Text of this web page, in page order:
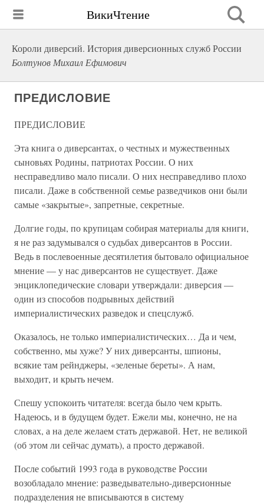
ВикиЧтение
Короли диверсий. История диверсионных служб России
Болтунов Михаил Ефимович
ПРЕДИСЛОВИЕ
ПРЕДИСЛОВИЕ
Эта книга о диверсантах, о честных и мужественных
сыновьях Родины, патриотах России. О них
несправедливо мало писали. О них несправедливо плохо
писали. Даже в собственной семье разведчиков они были
самые «закрытые», запретные, секретные.
Долгие годы, по крупицам собирая материалы для книги,
я не раз задумывался о судьбах диверсантов в России.
Ведь в послевоенные десятилетия бытовало официальное
мнение — у нас диверсантов не существует. Даже
энциклопедические словари утверждали: диверсия —
один из способов подрывных действий
империалистических разведок и спецслужб.
Оказалось, не только империалистических… Да и чем,
собственно, мы хуже? У них диверсанты, шпионы,
всякие там рейнджеры, «зеленые береты». А нам,
выходит, и крыть нечем.
Спешу успокоить читателя: всегда было чем крыть.
Надеюсь, и в будущем будет. Ежели мы, конечно, не на
словах, а на деле желаем стать державой. Нет, не великой
(об этом ли сейчас думать), а просто державой.
После событий 1993 года в руководстве России
возобладало мнение: разведывательно-диверсионные
подразделения не вписываются в систему